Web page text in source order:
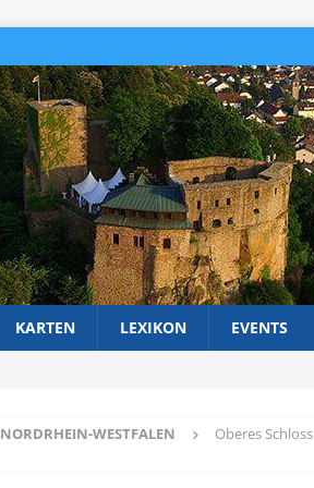
KARTEN LEXIKON EVENTS
NORDRHEIN-WESTFALEN
Oberes Schloss